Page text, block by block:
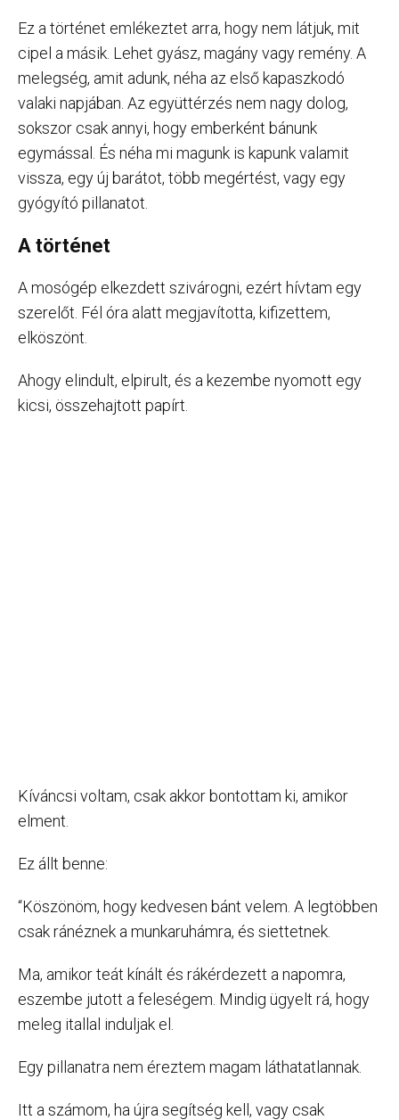
Ez a történet emlékeztet arra, hogy nem látjuk, mit
cipel a másik. Lehet gyász, magány vagy remény. A
melegség, amit adunk, néha az első kapaszkodó
valaki napjában. Az együttérzés nem nagy dolog,
sokszor csak annyi, hogy emberként bánunk
egymással. És néha mi magunk is kapunk valamit
vissza, egy új barátot, több megértést, vagy egy
gyógyító pillanatot.
A történet
A mosógép elkezdett szivárogni, ezért hívtam egy
szerelőt. Fél óra alatt megjavította, kifizettem,
elköszönt.
Ahogy elindult, elpirult, és a kezembe nyomott egy
kicsi, összehajtott papírt.
Kíváncsi voltam, csak akkor bontottam ki, amikor
elment.
Ez állt benne:
“Köszönöm, hogy kedvesen bánt velem. A legtöbben
csak ránéznek a munkaruhámra, és siettetnek.
Ma, amikor teát kínált és rákérdezett a napomra,
eszembe jutott a feleségem. Mindig ügyelt rá, hogy
meleg itallal induljak el.
Egy pillanatra nem éreztem magam láthatatlannak.
Itt a számom, ha újra segítség kell, vagy csak